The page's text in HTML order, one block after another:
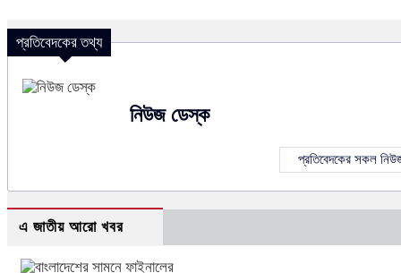
প্রতিবেদকের তথ্য
নিউজ ডেস্ক
প্রতিবেদকের সকল
এ জাতীয় আরো খবর